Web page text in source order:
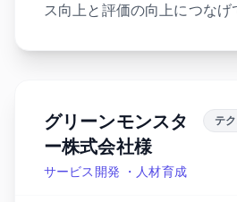
ス向上と評価の向上につなげ
グリーンモンスタ
ー株式会社様
サービス開発 ・人材育成
テ